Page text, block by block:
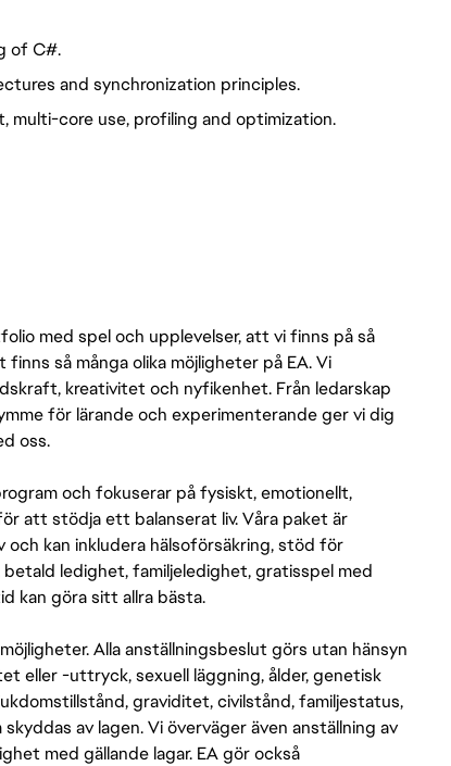
of C#.
and synchronization principles.
multi-core use, profiling and optimization.
med spel och upplevelser, att vi finns på så
så många olika möjligheter på EA. Vi
kreativitet och nyfikenhet. Från ledarskap
för lärande och experimenterande ger vi dig
oss.
och fokuserar på fysiskt, emotionellt,
att stödja ett balanserat liv. Våra paket är
kan inkludera hälsoförsäkring, stöd för
ledighet, familjeledighet, gratisspel med
kan göra sitt allra bästa.
Alla anställningsbeslut görs utan hänsyn
eller -uttryck, sexuell läggning, ålder, genetisk
graviditet, civilstånd, familjestatus,
av lagen. Vi överväger även anställning av
med gällande lagar. EA gör också